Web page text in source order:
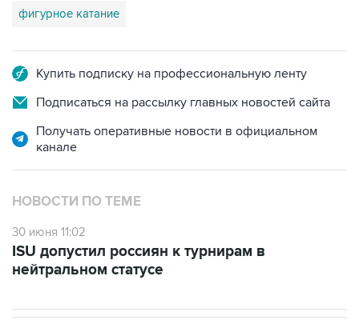
фигурное катание
Купить подписку на профессиональную ленту
Подписаться на рассылку главных новостей сайта
Получать оперативные новости в официальном
канале
НОВОСТИ ПО ТЕМЕ
30 июня 11:02
ISU допустил россиян к турнирам в
нейтральном статусе